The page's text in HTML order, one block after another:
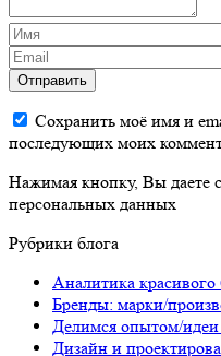
Отправить
Сохранить моё имя и
последующих моих
Нажимая кнопку, Вы даете
персональных данных
Рубрики блога
Аналитика красивого
Бренды: марки/
Делимся опытом/идеи
Дизайн и